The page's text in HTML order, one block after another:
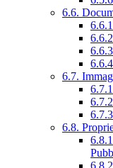
6.6.
6.7.
6.8.